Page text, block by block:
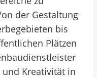
der Gestaltung
bis
Plätzen
Kreativität in